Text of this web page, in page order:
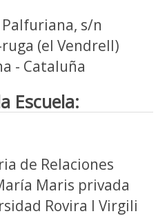
s/n
(el Vendrell)
- Cataluña
Escuela:
de Relaciones
Maris privada
Rovira I Virgili